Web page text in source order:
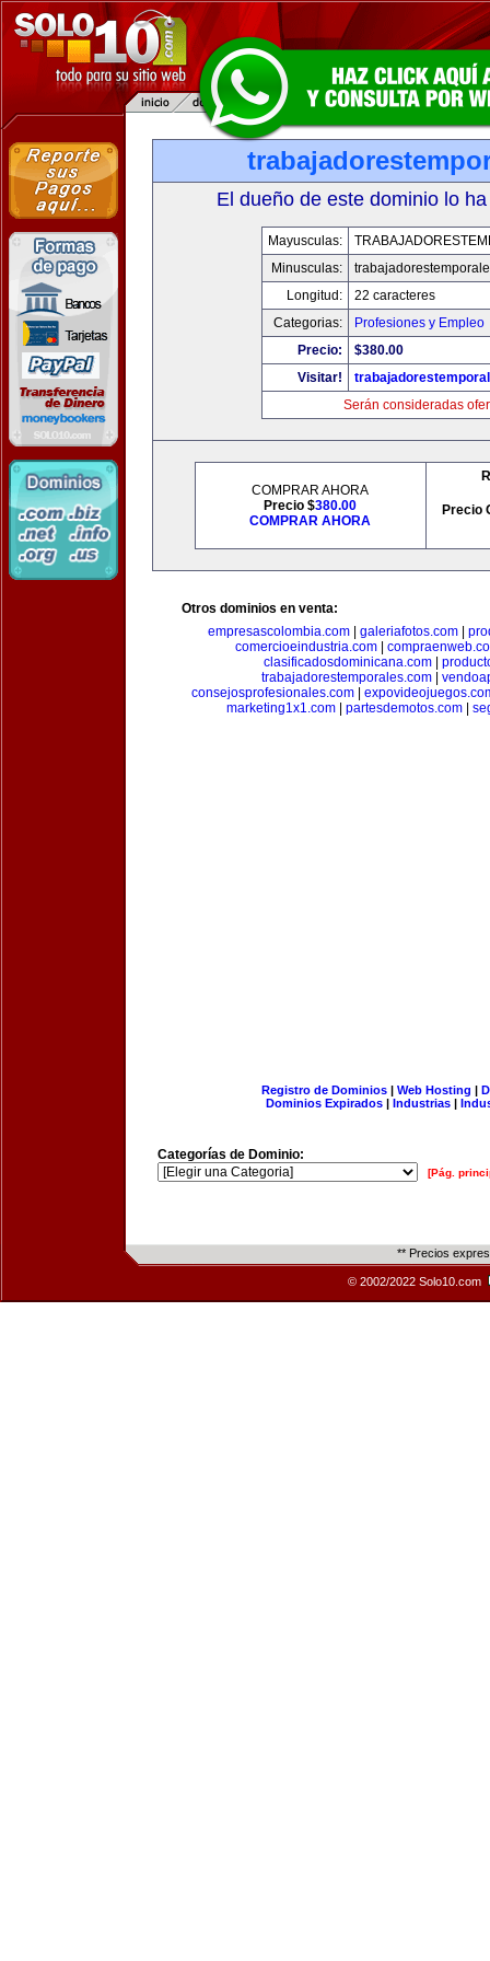
El dueño de este dominio lo
Mayusculas:
Minusculas:
Longitud:
22 caracteres
Categorias:
Profesiones y Empleo
Precio:
$380.00
Visitar!
Serán consideradas
COMPRAR AHORA
Precio $380.00
COMPRAR AHORA
Precio
Otros dominios en venta:
empresascolombia.com
galeriafotos.com
comercioeindustria.com|
clasificadosdominicana.com
trabajadorestemporales.com
consejosprofesionales.com|
marketing1x1.com| partesdemotos.com|
Registro de Dominios| Web Hosting |
Dominios Expirados | Industrias |
Categorías de Dominio:
[Pág.
** Precios
© 2002/2022 Solo10.com